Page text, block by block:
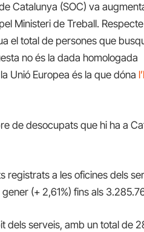
Catalunya (SOC) va
Ministeri de Treball.
el total de persones que
no és la dada homologada
Unió Europea és la que dóna
de desocupats que hi ha a
registrats a les oficines dels
(+ 2,61%) fins als
dels serveis, amb un total de